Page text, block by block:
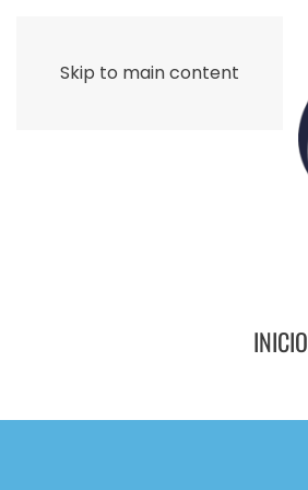
Skip to main content
INICIO